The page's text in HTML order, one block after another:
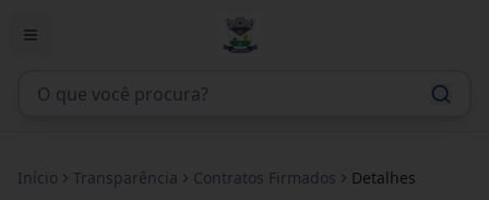
Início Transparência Contratos Firmados Detalhes